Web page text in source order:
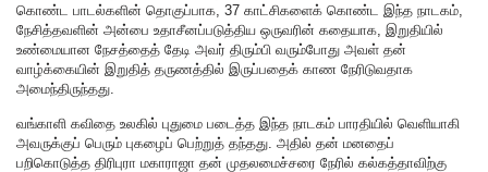
கொண்ட பாடல்களின் தொகுப்பாக, 37 காட்சிகளைக் கொண்ட இந்த நாடகம்,
நேசித்தவளின் அன்பை உதாசீனப்படுத்திய ஒருவரின் கதையாக, இறுதியில்
உண்மையான நேசத்தைத் தேடி அவர் திரும்பி வரும்போது அவள் தன்
வாழ்க்கையின் இறுதித் தருணத்தில் இருப்பதைக் காண நேரிடுவதாக
அமைந்திருந்தது.
வங்காளி கவிதை உலகில் புதுமை படைத்த இந்த நாடகம் பாரதியில் வெளியாகி
அவருக்குப் பெரும் புகழைப் பெற்றுத் தந்தது. அதில் தன் மனதைப்
பறிகொடுத்த திரிபுரா மகாராஜா தன் முதலமைச்சரை நேரில் கல்கத்தாவிற்கு